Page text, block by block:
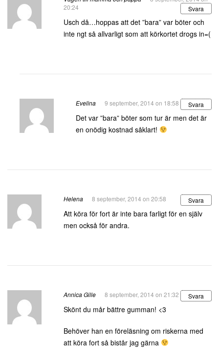
20:24
Svara
Usch då…hoppas att det ”bara” var böter och
inte ngt så allvarligt som att körkortet drogs in=(
Evelina 9 september, 2014 on 18:58 Svara
Det var ”bara” böter som tur är men det är
en onödig kostnad såklart!
Helena 8 september, 2014 on 20:58 Svara
Att köra för fort är inte bara farligt för en själv
men också för andra.
Annica Gille 8 september, 2014 on 21:32 Svara
Skönt du mår bättre gumman! <3
Behöver han en föreläsning om riskerna med
att köra fort så bistår jag gärna